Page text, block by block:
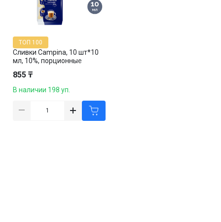
Сливки Campina, 10 шт*10
мл, 10%, порционные
ТОП 100
855 ₸
В наличии 198 уп.